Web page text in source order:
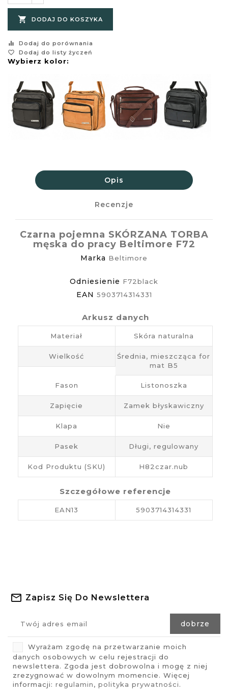
 DODAJ DO KOSZYKA
equalizer
Dodaj do porównania
favorite_border
Dodaj do listy życzeń
Wybierz kolor:
Opis
Recenzje
Czarna pojemna SKÓRZANA TORBA
męska do pracy Beltimore F72
Marka Beltimore
Odniesienie F72black
EAN 5903714314331
Arkusz danych
Materiał Skóra naturalna
Wielkość
Średnia, mieszcząca for
mat B5
Fason Listonoszka
Zapięcie Zamek błyskawiczny
Klapa Nie
Pasek Długi, regulowany
Kod Produktu (SKU) H82czar.nub
Szczegółowe referencje
EAN13 5903714314331
Zapisz Się Do Newslettera
Wyrażam zgodę na przetwarzanie moich
danych osobowych w celu rejestracji do
newslettera. Zgoda jest dobrowolna i mogę z niej
zrezygnować w dowolnym momencie. Więcej
informacji: regulamin, polityka prywatności.